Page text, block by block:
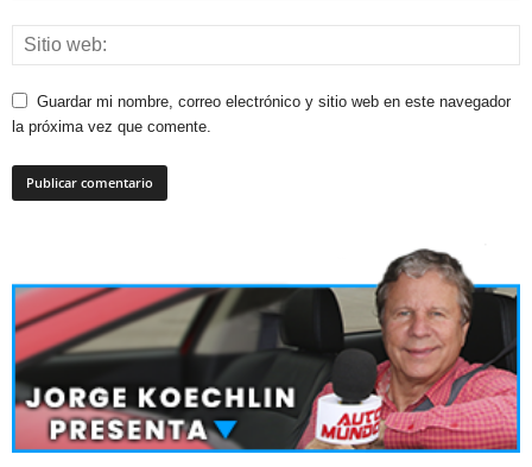
Guardar mi nombre, correo electrónico y sitio web en este navegador
la próxima vez que comente.